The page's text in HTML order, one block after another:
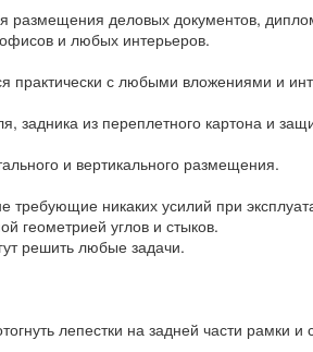
деловых документов,
и любых интерьеров.
практически с любыми вложениями и
задника из переплетного картона и
и вертикального размещения.
никаких усилий при
геометрией углов и стыков.
решить любые задачи.
лепестки на задней части рамки и